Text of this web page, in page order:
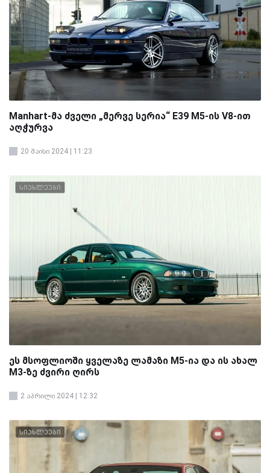
Manhart-მა ძველი „მერვე სერია“ E39 M5-ის V8-ით
აღჭურვა
20 მაისი 2024 | 11:23
სიახლეები
ეს მსოფლიოში ყველაზე ლამაზი M5-ია და ის ახალ
M3-ზე ძვირი ღირს
2 აპრილი 2024 | 12:32
სიახლეები